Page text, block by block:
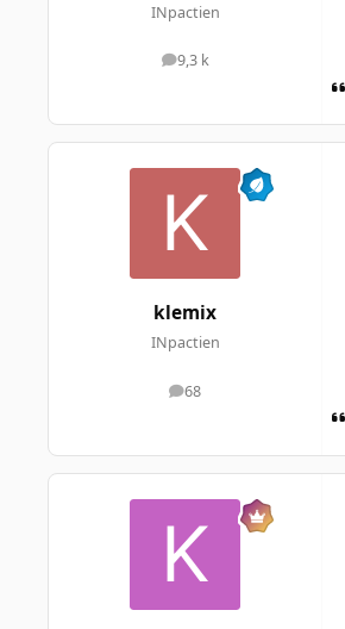
INpactien
9,3 k
messages
klemix
INpactien
68
messages